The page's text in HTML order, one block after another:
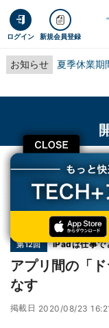
ログイン 新規会員登録
お知らせ 夏季休業期
TECH+ 企業IT
開
アプリ間の「ドラッグ＆
第12回 iPadは仕事で
アプリ間の「
なす
掲載日 2020/08/23